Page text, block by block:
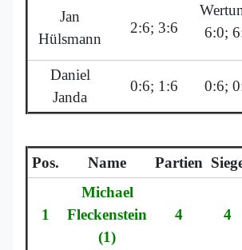
Jan
Hülsmann
2:6; 3:6
6:0;
Daniel
Janda
0:6; 1:6 0:6;
Pos. Name Partien
1
Michael
Fleckenstein
(1)
4 4